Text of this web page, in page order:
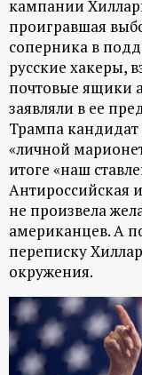
ы
й
п
о
р
т
а
л
кампании
проигравшая
соперника в
русские хакеры,
почтовые ящики
заявляли в ее
Трампа
«личной
итоге «наш
Антироссийская
не произвела
американцев. А
переписку
окружения.